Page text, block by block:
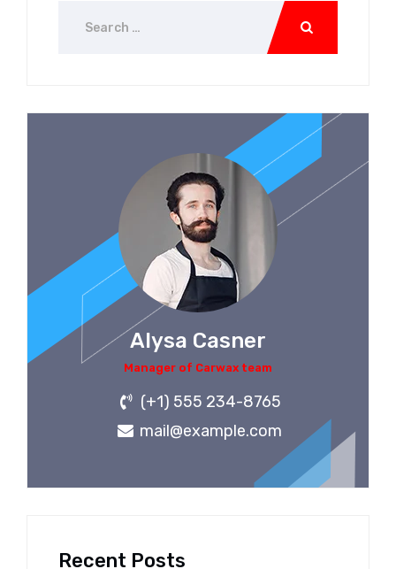
Alysa Casner
Manager of Carwax team
(+1) 555 234-8765
mail@example.com
Recent Posts